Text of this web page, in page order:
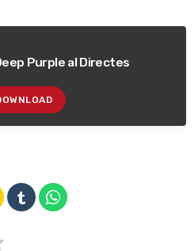
Purple al Directes